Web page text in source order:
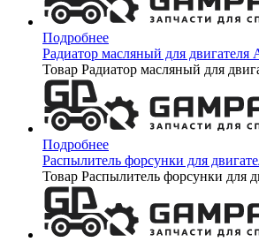
Подробнее
Радиатор масляный для двигателя
Товар Радиатор масляный для
Подробнее
Распылитель форсунки для
Товар Распылитель форсунки для